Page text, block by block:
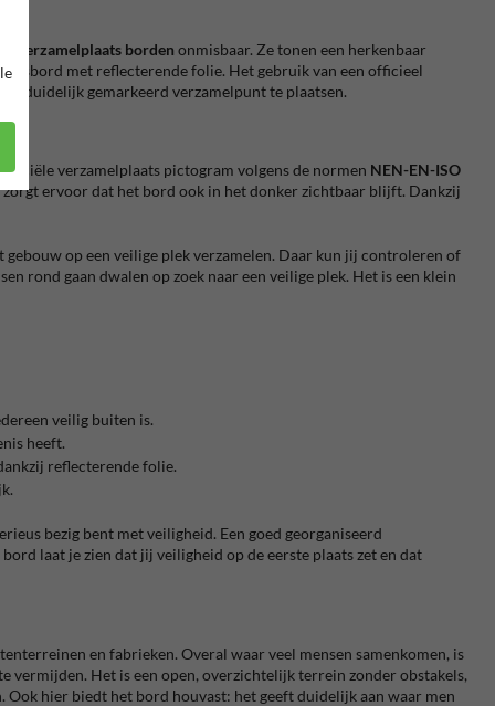
verzamelplaats borden onmisbaar. Ze tonen een herkenbaar
met reflecterende folie. Het gebruik van een officieel
duidelijk gemarkeerd verzamelpunt te plaatsen.
verzamelplaats pictogram volgens de normen NEN-EN-ISO
ervoor dat het bord ook in het donker zichtbaar blijft. Dankzij
op een veilige plek verzamelen. Daar kun jij controleren of
rond gaan dwalen op zoek naar een veilige plek. Het is een klein
veilig buiten is.
heeft.
reflecterende folie.
bezig bent met veiligheid. Een goed georganiseerd
laat je zien dat jij veiligheid op de eerste plaats zet en dat
en fabrieken. Overal waar veel mensen samenkomen, is
vermijden. Het is een open, overzichtelijk terrein zonder obstakels,
hier biedt het bord houvast: het geeft duidelijk aan waar men